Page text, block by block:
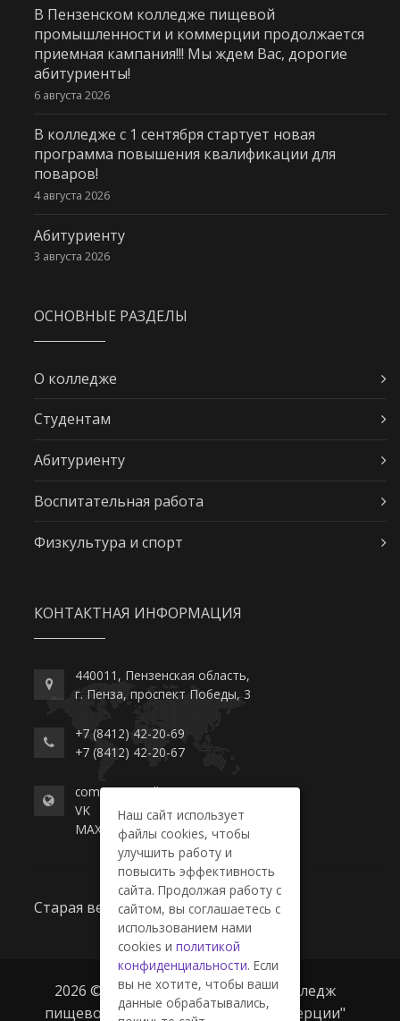
В Пензенском колледже пищевой
промышленности и коммерции продолжается
приемная кампания!!! Мы ждем Вас, дорогие
абитуриенты!
6 августа 2026
В колледже с 1 сентября стартует новая
программа повышения квалификации для
поваров!
4 августа 2026
Абитуриенту
3 августа 2026
ОСНОВНЫЕ РАЗДЕЛЫ
О колледже
Студентам
Абитуриенту
Воспитательная работа
Физкультура и спорт
КОНТАКТНАЯ ИНФОРМАЦИЯ
440011, Пензенская область,
г. Пенза, проспект Победы, 3
+7 (8412) 42-20-69
+7 (8412) 42-20-67
commerce-college.ru
VK
MAX
Старая версия сайта
2026 © ГАПОУ ПО "Пензенский колледж
пищевой промышленности и коммерции"
Наш сайт использует
файлы cookies, чтобы
улучшить работу и
повысить эффективность
сайта. Продолжая работу с
сайтом, вы соглашаетесь с
использованием нами
cookies и политикой
конфиденциальности. Если
вы не хотите, чтобы ваши
данные обрабатывались,